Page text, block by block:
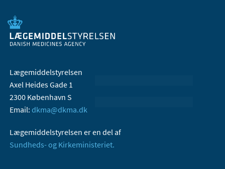
Lægemiddelstyrelsen
Axel Heides Gade 1
2300 København S
Email: dkma@dkma.dk
Lægemiddelstyrelsen er en del af
Sundheds- og Kirkeministeriet.